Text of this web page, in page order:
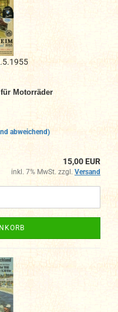
Motorräder
abweichend)
15,00 EUR
inkl. 7% MwSt. zzgl. Versand